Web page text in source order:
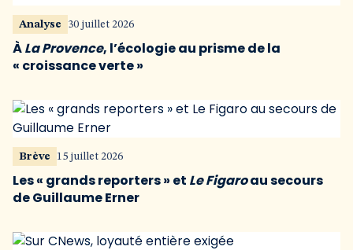
Analyse 30 juillet 2026
ÀLa Provence, l’écologie au prisme de la
« croissance verte »
Brève 15 juillet 2026
Les « grands reporters » et Le Figaroau secours
de Guillaume Erner